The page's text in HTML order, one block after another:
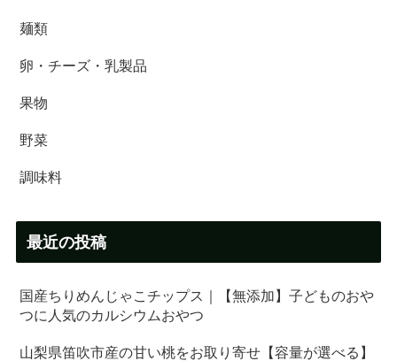
麺類
卵・チーズ・乳製品
果物
野菜
調味料
最近の投稿
国産ちりめんじゃこチップス｜【無添加】子どものおや
つに人気のカルシウムおやつ
山梨県笛吹市産の甘い桃をお取り寄せ【容量が選べる】